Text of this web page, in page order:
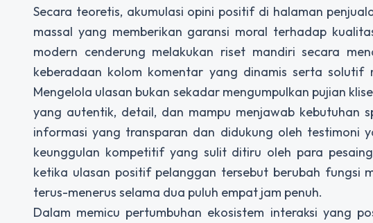
Secara teoretis, akumulasi opini positif di halaman
massal yang memberikan garansi moral terhadap
modern cenderung melakukan riset mandiri secara
keberadaan kolom komentar yang dinamis serta
Mengelola ulasan bukan sekadar mengumpulkan pujian
yang autentik, detail, dan mampu menjawab kebutuhan
informasi yang transparan dan didukung oleh testimoni
keunggulan kompetitif yang sulit ditiru oleh para
ketika ulasan positif pelanggan tersebut berubah fungsi
terus-menerus selama dua puluh empat jam penuh.
Dalam memicu pertumbuhan ekosistem interaksi yang